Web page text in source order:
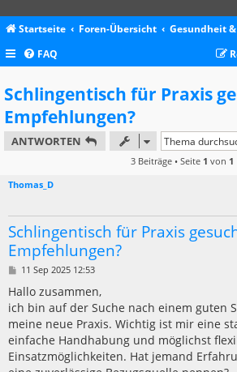
Startseite Foren-Übersicht Gesundheit
FAQ
Schlingentisch für Praxis
Empfehlungen?
ANTWORTEN
3 Beiträge • Seite 1 von 1
Thomas_D
Schlingentisch für Praxis
Empfehlungen?
B
i
r
a
g
11 Sep 2025 12:53
Hallo zusammen,
ich bin auf der Suche nach einem guten
meine neue Praxis. Wichtig ist mir eine
einfache Handhabung und möglichst
Einsatzmöglichkeiten. Hat jemand